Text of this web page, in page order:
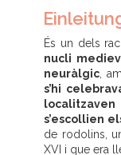
És un dels
nucli
neuràlgic ,
s’hi
s’escollien
de rodolins,
XVI i que era